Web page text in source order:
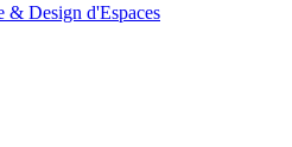
Design d'Espaces